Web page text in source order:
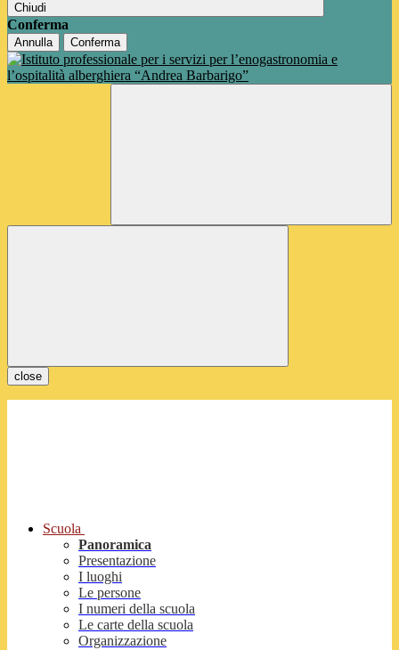
Chiudi
Conferma
Annulla Conferma
close
Scuola
Panoramica
Presentazione
I luoghi
Le persone
I numeri della scuola
Le carte della scuola
Organizzazione